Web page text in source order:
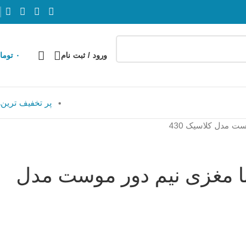
ورود / ثبت نام ۰
پر تخفیف
مدل کلاسیک 430
با مغزی نیم دور موست مدل